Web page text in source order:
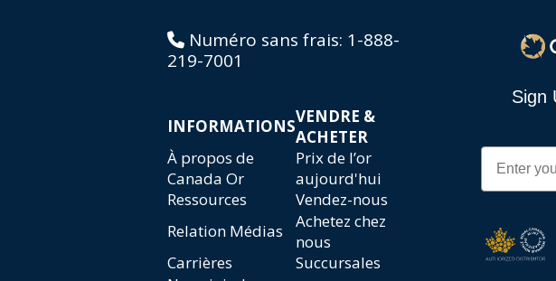
Numéro sans frais: 1-888-
219-7001
INFORMATIONSVENDRE &
ACHETER
À propos de
Canada Or
Prix de l’or
aujourd'hui
Ressources
Vendez-nous
Relation Médias
Achetez chez
nous
Carrières
Succursales
Sign
Email